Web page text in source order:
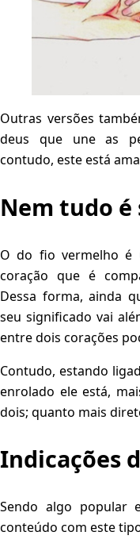
Outras versões
deus que une as
contudo, este está
Nem tudo é
O do fio vermelho é
coração que é
Dessa forma, ainda
seu significado vai
entre dois corações
Contudo, estando
enrolado ele está,
dois; quanto mais
Indicações
Sendo algo popular
conteúdo com este